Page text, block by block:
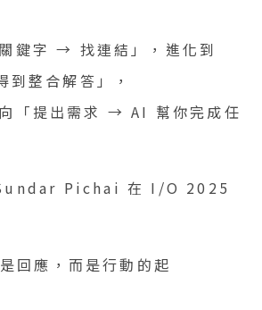
鍵字 → 找連結」，進化到
整合解答」，
「提出需求 → AI 幫你完成任
Pichai 在 I/O 2025
回應，而是行動的起